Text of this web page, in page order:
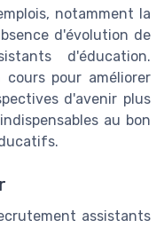
notamment la
d'évolution de
d'éducation.
pour améliorer
d'avenir plus
au bon
assistants